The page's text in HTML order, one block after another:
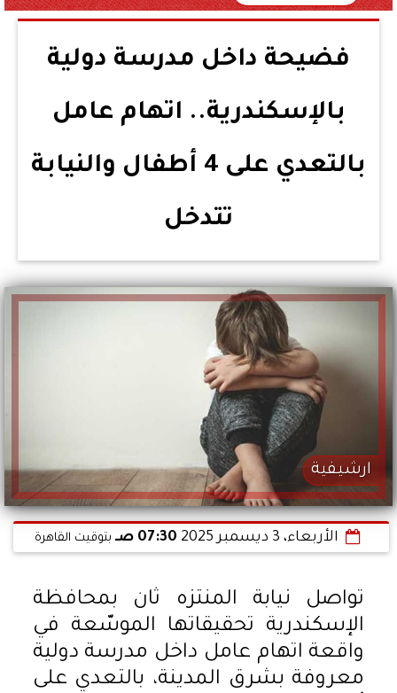
فضيحة داخل مدرسة دولية
بالإسكندرية.. اتهام عامل
بالتعدي على 4 أطفال والنيابة
تتدخل
ارشيفية
الأربعاء، 3 ديسمبر 2025 07:30 صـ بتوقيت القاهرة
تواصل نيابة المنتزه ثان بمحافظة
الإسكندرية تحقيقاتها الموسّعة في
واقعة اتهام عامل داخل مدرسة دولية
معروفة بشرق المدينة، بالتعدي على